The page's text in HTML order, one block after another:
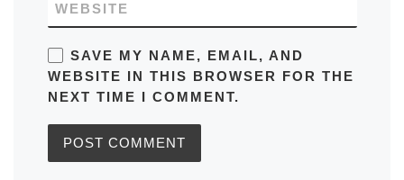
WEBSITE
SAVE MY NAME, EMAIL, AND
WEBSITE IN THIS BROWSER FOR THE
NEXT TIME I COMMENT.